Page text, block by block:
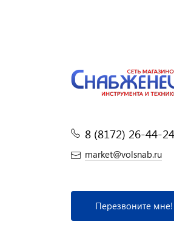
8 (8172) 26-44-24
market@volsnab.ru
Перезвоните мне!